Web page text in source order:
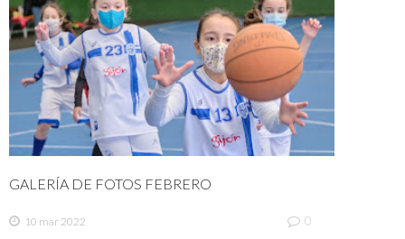
GALERÍA DE FOTOS FEBRERO
10 mar 2022 0